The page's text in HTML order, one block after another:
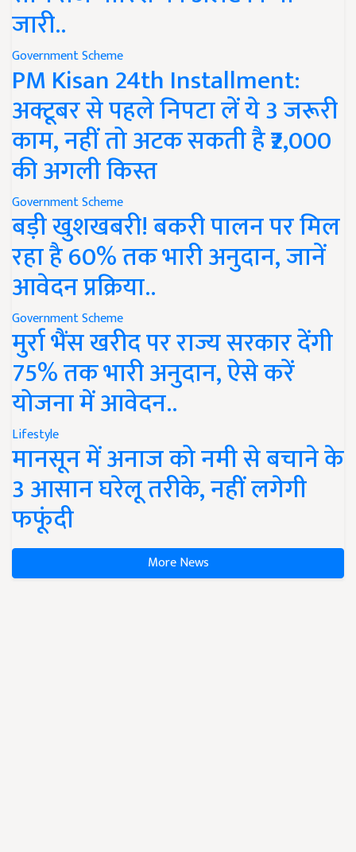
जारी..
Government Scheme
PM Kisan 24th Installment:
अक्टूबर से पहले निपटा लें ये 3 जरूरी
काम, नहीं तो अटक सकती है ₹2,000
की अगली किस्त
Government Scheme
बड़ी खुशखबरी! बकरी पालन पर मिल
रहा है 60% तक भारी अनुदान, जानें
आवेदन प्रक्रिया..
Government Scheme
मुर्रा भैंस खरीद पर राज्य सरकार देंगी
75% तक भारी अनुदान, ऐसे करें
योजना में आवेदन..
Lifestyle
मानसून में अनाज को नमी से बचाने के
3 आसान घरेलू तरीके, नहीं लगेगी
फफूंदी
More News